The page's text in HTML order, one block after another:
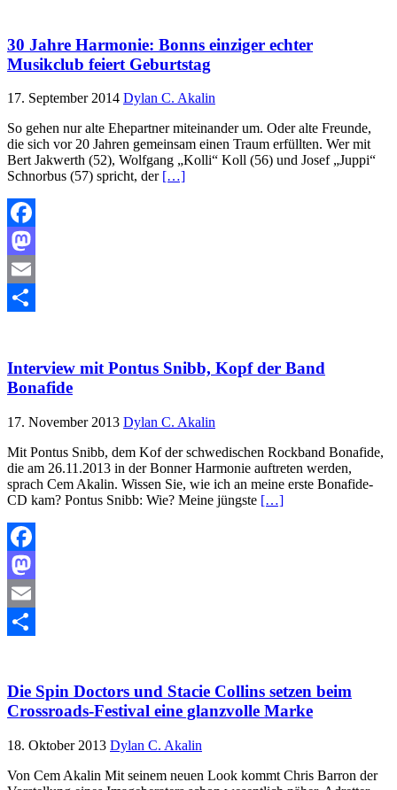
30 Jahre Harmonie: Bonns einziger echter
Musikclub feiert Geburtstag
17. September 2014 Dylan C. Akalin
So gehen nur alte Ehepartner miteinander um. Oder alte Freunde,
die sich vor 20 Jahren gemeinsam einen Traum erfüllten. Wer mit
Bert Jakwerth (52), Wolfgang „Kolli“ Koll (56) und Josef „Juppi“
Schnorbus (57) spricht, der […]
Facebook
Mastodon
Email
Interview mit Pontus Snibb, Kopf der Band
Bonafide
17. November 2013 Dylan C. Akalin
Mit Pontus Snibb, dem Kof der schwedischen Rockband Bonafide,
die am 26.11.2013 in der Bonner Harmonie auftreten werden,
sprach Cem Akalin. Wissen Sie, wie ich an meine erste Bonafide-
CD kam? Pontus Snibb: Wie? Meine jüngste […]
Facebook
Mastodon
Email
Die Spin Doctors und Stacie Collins setzen beim
Crossroads-Festival eine glanzvolle Marke
18. Oktober 2013 Dylan C. Akalin
Von Cem Akalin Mit seinem neuen Look kommt Chris Barron der